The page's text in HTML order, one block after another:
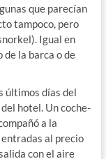
que parecían
tampoco, pero
Igual en
la barca o de
últimos días del
hotel. Un coche-
a la
al precio
con el aire